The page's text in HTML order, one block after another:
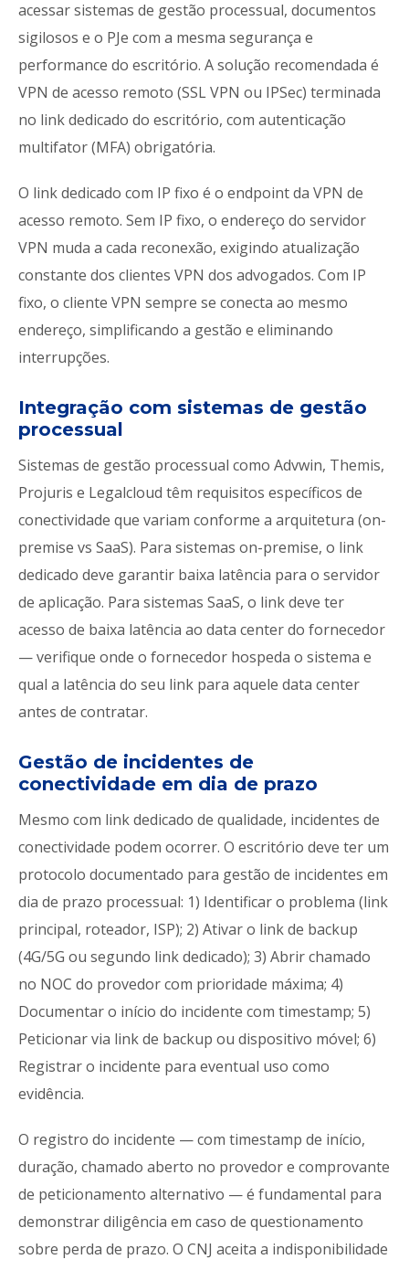
acessar sistemas de gestão processual, documentos
sigilosos e o PJe com a mesma segurança e
performance do escritório. A solução recomendada é
VPN de acesso remoto (SSL VPN ou IPSec) terminada
no link dedicado do escritório, com autenticação
multifator (MFA) obrigatória.
O link dedicado com IP fixo é o endpoint da VPN de
acesso remoto. Sem IP fixo, o endereço do servidor
VPN muda a cada reconexão, exigindo atualização
constante dos clientes VPN dos advogados. Com IP
fixo, o cliente VPN sempre se conecta ao mesmo
endereço, simplificando a gestão e eliminando
interrupções.
Integração com sistemas de gestão
processual
Sistemas de gestão processual como Advwin, Themis,
Projuris e Legalcloud têm requisitos específicos de
conectividade que variam conforme a arquitetura (on-
premise vs SaaS). Para sistemas on-premise, o link
dedicado deve garantir baixa latência para o servidor
de aplicação. Para sistemas SaaS, o link deve ter
acesso de baixa latência ao data center do fornecedor
— verifique onde o fornecedor hospeda o sistema e
qual a latência do seu link para aquele data center
antes de contratar.
Gestão de incidentes de
conectividade em dia de prazo
Mesmo com link dedicado de qualidade, incidentes de
conectividade podem ocorrer. O escritório deve ter um
protocolo documentado para gestão de incidentes em
dia de prazo processual: 1) Identificar o problema (link
principal, roteador, ISP); 2) Ativar o link de backup
(4G/5G ou segundo link dedicado); 3) Abrir chamado
no NOC do provedor com prioridade máxima; 4)
Documentar o início do incidente com timestamp; 5)
Peticionar via link de backup ou dispositivo móvel; 6)
Registrar o incidente para eventual uso como
evidência.
O registro do incidente — com timestamp de início,
duração, chamado aberto no provedor e comprovante
de peticionamento alternativo — é fundamental para
demonstrar diligência em caso de questionamento
sobre perda de prazo. O CNJ aceita a indisponibilidade